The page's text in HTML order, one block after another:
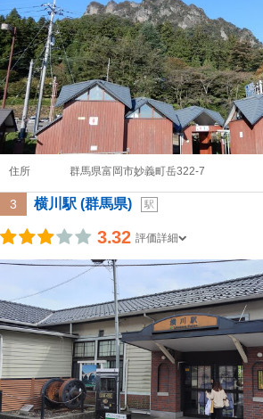
住所 群馬県富岡市妙義町岳322-7
3 横川駅 (群馬県) 駅
3.32 評価詳細